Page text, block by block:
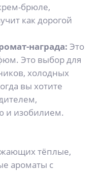
брюле,
как дорогой
награда: Это
Это выбор для
холодных
вы хотите
и изобилием.
тёплые,
ароматы с